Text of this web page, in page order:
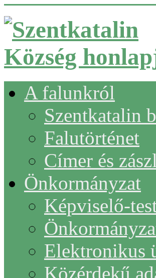
A falunkról
Szentkatalin
Falutörténet
Címer és
Önkormányzat
Képviselő-
Elektronikus
Közérdekű